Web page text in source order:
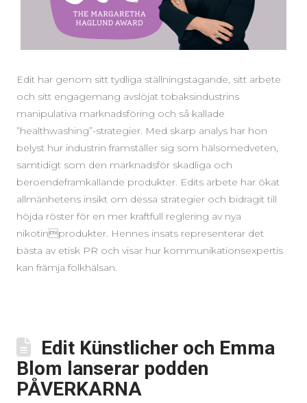
Edit har genom sitt tydliga ställningstagande, sitt arbete
och sitt engagemang avslöjat tobaksindustrins
manipulativa marknadsföring och så kallade
”healthwashing”-strategier. Med skarp analys har hon
belyst hur industrin framställer sig som hälsomedveten,
samtidigt som den marknadsför skadliga och
beroendeframkallande produkter. Edits arbete har ökat
allmänhetens insikt om dessa strategier och bidragit till
höjda röster för en mer kraftfull reglering av nya
nikotinprodukter. Hennes insats representerar det
bästa av etisk PR och visar hur kommunikationsexpertis
kan främja folkhälsan.
Edit Künstlicher och Emma
Blom lanserar podden
PÅVERKARNA